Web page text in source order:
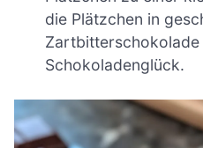
die Plätzchen in
Schokoladenglück.